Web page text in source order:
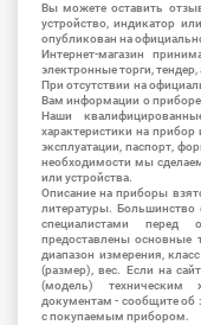
Вы можете оставить
устройство, индикатор
опубликован на
Интернет-магазин
электронные торги, тендер,
При отсутствии на
Вам информации о
Наши
характеристики на
эксплуатации, паспорт,
необходимости мы
или устройства.
Описание на приборы
литературы.
специалистами перед
предоставлены основные
диапазон измерения,
(размер), вес. Если на
(модель) техническим
документам - сообщите об
с покупаемым прибором.